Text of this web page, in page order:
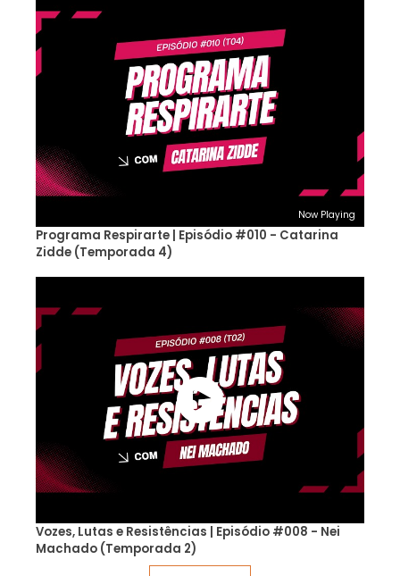
Now Playing
Programa Respirarte | Episódio #010 - Catarina
Zidde (Temporada 4)
Vozes, Lutas e Resistências | Episódio #008 - Nei
Machado (Temporada 2)